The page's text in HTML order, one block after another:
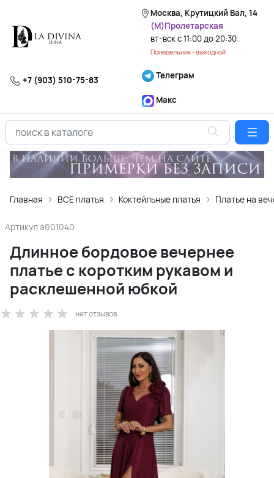
Москва, Крутицкий Вал, 14
(М)Пролетарская
вт-вск с 11:00 до 20:30
Понедельник - выходной
+7 (903) 510-75-83 Телеграм
Макс
Главная ВСЕ платья Коктейльные платья Платье на
Артикул a001040
Длинное бордовое вечернее
платье с коротким рукавом и
расклешенной юбкой
нет отзывов